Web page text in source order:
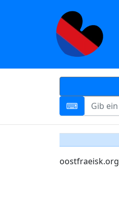
oostfraeisk.org